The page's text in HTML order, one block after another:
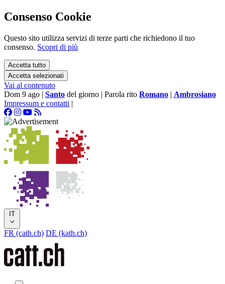
Consenso Cookie
Questo sito utilizza servizi di terze parti che richiedono il tuo
consenso. Scopri di più
Accetta tutto
Accetta selezionati
Vai al contenuto
Dom 9 ago | Santo del giorno | Parola rito Romano | Ambrosiano
Impressum e contatti |
IT
FR (cath.ch) DE (kath.ch)